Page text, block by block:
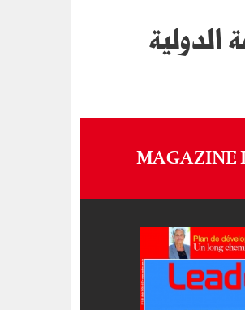
الدولية
MAGAZINE